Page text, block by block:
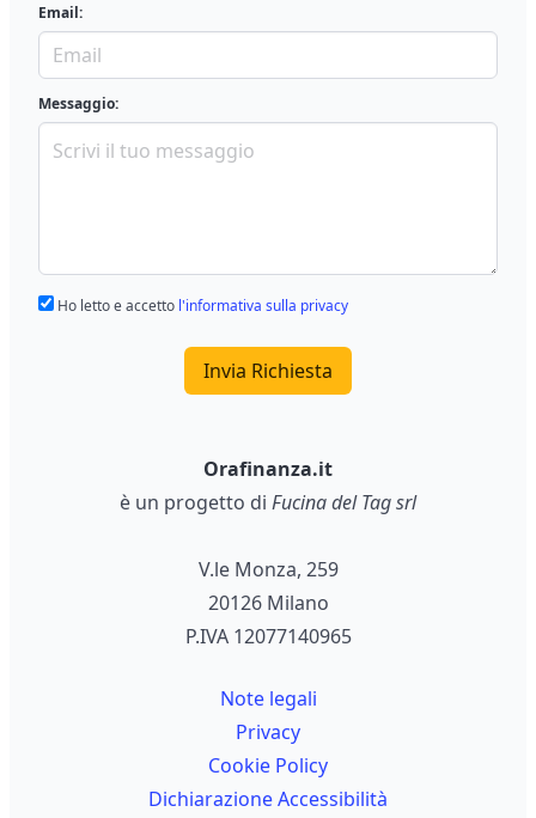
Email:
Messaggio:
Ho letto e accetto l'informativa sulla privacy
Invia Richiesta
Orafinanza.it
è un progetto di Fucina del Tag srl
V.le Monza, 259
20126 Milano
P.IVA 12077140965
Note legali
Privacy
Cookie Policy
Dichiarazione Accessibilità